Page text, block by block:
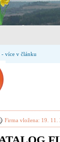
- více v článku
Firma vložena: 19. 11.